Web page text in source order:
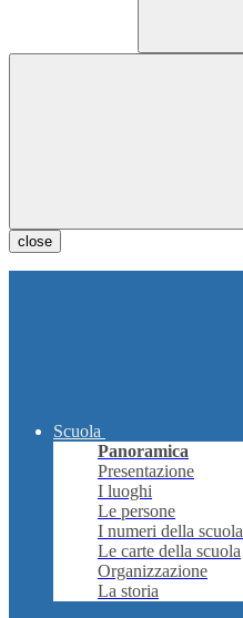
close
Scuola
Panoramica
Presentazione
I luoghi
Le persone
I numeri della scuola
Le carte della scuola
Organizzazione
La storia